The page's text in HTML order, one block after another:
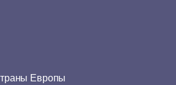
Европы